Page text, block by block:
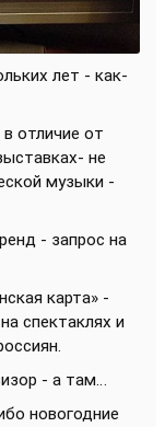
лет - как-
отличие от
не
музыки -
- запрос на
карта» -
спектаклях и
- а там…
новогодние